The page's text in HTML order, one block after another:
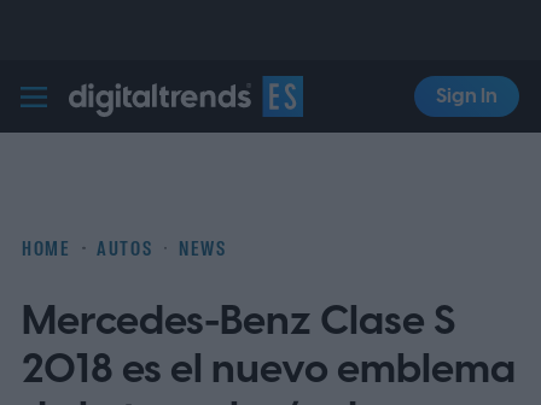
Digital Trends Español
Sign In
HOME AUTOS NEWS
Mercedes-Benz Clase S
2018 es el nuevo emblema